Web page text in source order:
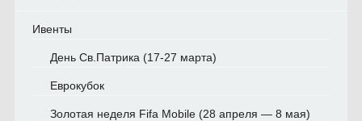
Ивенты
День Св.Патрика (17-27 марта)
Еврокубок
Золотая неделя Fifa Mobile (28 апреля — 8 мая)